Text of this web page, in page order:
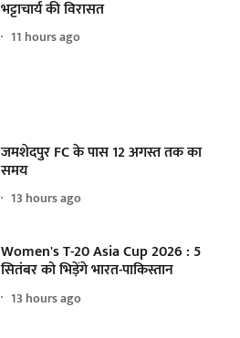
भट्टाचार्य की विरासत
11 hours ago
जमशेदपुर FC के पास 12 अगस्त तक का
समय
13 hours ago
Women's T-20 Asia Cup 2026 : 5
सितंबर को भिड़ेंगे भारत-पाकिस्तान
13 hours ago